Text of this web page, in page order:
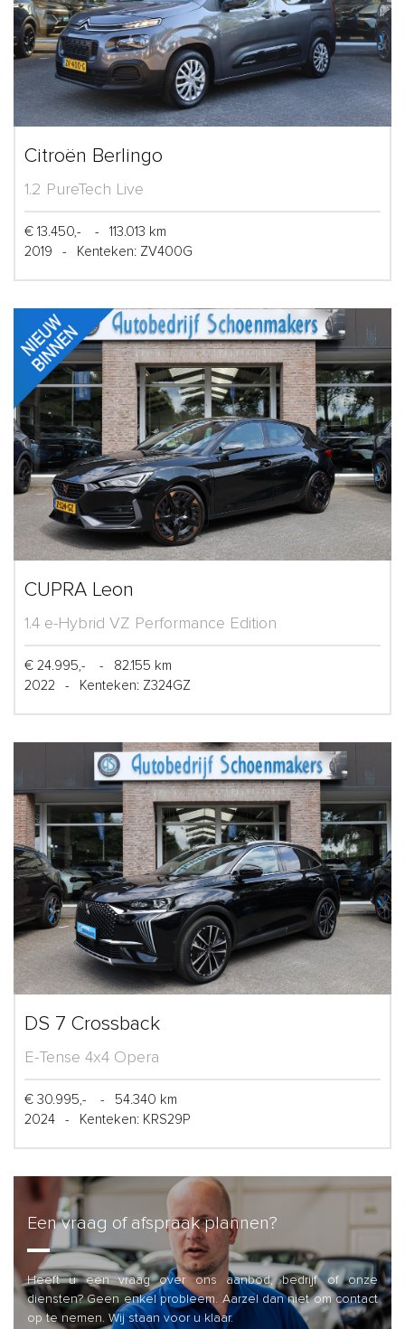
Citroën Berlingo
1.2 PureTech Live
€ 13.450,- -
113.013 km
2019
- Kenteken: ZV400G
CUPRA Leon
1.4 e-Hybrid VZ Performance Edition
€ 24.995,- -
82.155 km
2022
- Kenteken: Z324GZ
DS 7 Crossback
E-Tense 4x4 Opera
€ 30.995,- -
54.340 km
2024
- Kenteken: KRS29P
Een vraag of afspraak plannen?
Heeft u een vraag over ons aanbod, bedrijf of onze
diensten? Geen enkel probleem. Aarzel dan niet om contact
op te nemen. Wij staan voor u klaar.